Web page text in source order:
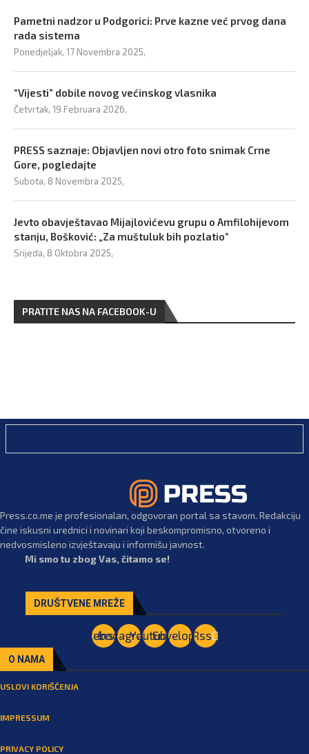
Pametni nadzor u Podgorici: Prve kazne već prvog dana
rada sistema
Ponedjeljak, 17 Novembra 2025,
“Vijesti” dobile novog većinskog vlasnika
Četvrtak, 19 Februara 2026,
PRESS saznaje: Objavljen novi otro foto snimak Crne
Gore, pogledajte
Subota, 8 Novembra 2025,
Jevto obavještavao Mijajlovićevu grupu o Amfilohijevom
stanju, Bošković: „Za muštuluk bih pozlatio“
Srijeda, 8 Oktobra 2025,
PRATITE NAS NA FACEBOOK-U
Press.co.me je profesionalan, odgovoran portal sa stavom. Redakciju
čine iskusni urednici i novinari koji beskompromisno, otvoreno i
nedvosmisleno izvještavaju i informišu javnost.
Mi smo tu zbog Vas, čitamo se!
DRUŠTVENE MREŽE
Facebook
Instagram
YoutubeEnvelopeRss
O NAMA
USLOVI KORIŠĆENJA
IMPRESSUM
PRIVACY POLICY